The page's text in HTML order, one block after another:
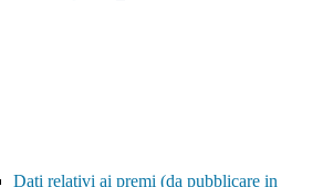
Dati relativi ai premi (da pubblicare in